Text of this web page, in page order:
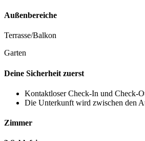
Außenbereiche
Terrasse/Balkon
Garten
Deine Sicherheit zuerst
Kontaktloser Check-In und Check-
Die Unterkunft wird zwischen den
Zimmer